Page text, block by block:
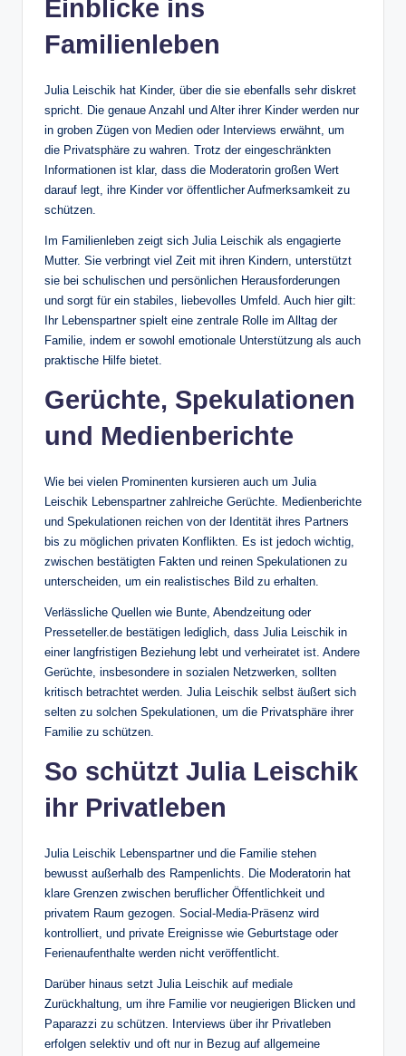
Einblicke ins
Familienleben
Julia Leischik hat Kinder, über die sie ebenfalls sehr diskret
spricht. Die genaue Anzahl und Alter ihrer Kinder werden nur
in groben Zügen von Medien oder Interviews erwähnt, um
die Privatsphäre zu wahren. Trotz der eingeschränkten
Informationen ist klar, dass die Moderatorin großen Wert
darauf legt, ihre Kinder vor öffentlicher Aufmerksamkeit zu
schützen.
Im Familienleben zeigt sich Julia Leischik als engagierte
Mutter. Sie verbringt viel Zeit mit ihren Kindern, unterstützt
sie bei schulischen und persönlichen Herausforderungen
und sorgt für ein stabiles, liebevolles Umfeld. Auch hier gilt:
Ihr Lebenspartner spielt eine zentrale Rolle im Alltag der
Familie, indem er sowohl emotionale Unterstützung als auch
praktische Hilfe bietet.
Gerüchte, Spekulationen
und Medienberichte
Wie bei vielen Prominenten kursieren auch um Julia
Leischik Lebenspartner zahlreiche Gerüchte. Medienberichte
und Spekulationen reichen von der Identität ihres Partners
bis zu möglichen privaten Konflikten. Es ist jedoch wichtig,
zwischen bestätigten Fakten und reinen Spekulationen zu
unterscheiden, um ein realistisches Bild zu erhalten.
Verlässliche Quellen wie Bunte, Abendzeitung oder
Presseteller.de bestätigen lediglich, dass Julia Leischik in
einer langfristigen Beziehung lebt und verheiratet ist. Andere
Gerüchte, insbesondere in sozialen Netzwerken, sollten
kritisch betrachtet werden. Julia Leischik selbst äußert sich
selten zu solchen Spekulationen, um die Privatsphäre ihrer
Familie zu schützen.
So schützt Julia Leischik
ihr Privatleben
Julia Leischik Lebenspartner und die Familie stehen
bewusst außerhalb des Rampenlichts. Die Moderatorin hat
klare Grenzen zwischen beruflicher Öffentlichkeit und
privatem Raum gezogen. Social-Media-Präsenz wird
kontrolliert, und private Ereignisse wie Geburtstage oder
Ferienaufenthalte werden nicht veröffentlicht.
Darüber hinaus setzt Julia Leischik auf mediale
Zurückhaltung, um ihre Familie vor neugierigen Blicken und
Paparazzi zu schützen. Interviews über ihr Privatleben
erfolgen selektiv und oft nur in Bezug auf allgemeine